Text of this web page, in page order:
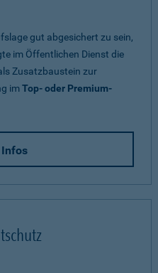
gut abgesichert zu sein,
im Öffentlichen Dienst die
Zusatzbaustein zur
imTop- oder Premium-